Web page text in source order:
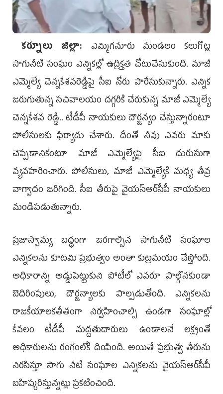
కర్నూలు జిల్లా: ఎమ్మిగనూరు మండలం కలుగొట్ల
సాగునీటి సంఘం ఎన్నికల్లో ఉద్రిక్తత చోటుచేసుకుంది. మాజీ
ఎమ్మెల్యే చెన్నకేశవరెడ్డిపై సీఐ నోరు పారేసుకున్నారు. ఎన్నిక
జరుగుతున్న సచివాలయం దగ్గరికి చేరుకున్న మాజీ ఎమ్మెల్యే
చెన్నకేశవ రెడ్డి.. టీడీపీ నాయకులు దౌర్జన్యం చేస్తున్నారంటూ
పోలీసులకు ఫిర్యాదు చేశారు. దీంతో నీవు ఎవరు మాకు
చెప్పడానికంటూ మాజీ ఎమ్మెల్యేపై సీఐ దురుసుగా
వ్యవహరించారు. పోలీసులు, మాజీ ఎమ్మెల్యేకి మధ్య తీవ్ర
వాగ్వాదం జరిగింది. సీఐ తీరుపై వైయ‌స్ఆర్‌సీపీ నాయకులు
మండిపడుతున్నారు.
ప్రజాస్వామ్య బద్ధంగా జరగాల్సిన సాగునీటి సంఘాల
ఎన్నికలను కూటమి ప్రభుత్వం అంతా కుట్రమయం చేస్తోంది.
అధికారాన్ని అడ్డుపెట్టుకుని పోటీలో ఎవరూ పాల్గొనకుండా
బెదిరింపులు, దౌర్జన్యాలకు పాల్పడుతోంది. ఎన్నికలను
రాజకీయాలకతీతంగా నిర్వహించాల్సి ఉండగా సంఘాల్లో
కేవలం టీడీపీ మద్దతుదారులు ఉండాలనే లక్ష్యంతో
అధికారులను రంగంలోకి దింపింది. అయితే ప్రభుత్వ తీరును
నిరసిస్తూ సాగు నీటి సంఘాల ఎన్నికలను వైయ‌స్ఆర్‌సీపీ
బహిష్కరిస్తున్నట్లు ప్రకటించింది.